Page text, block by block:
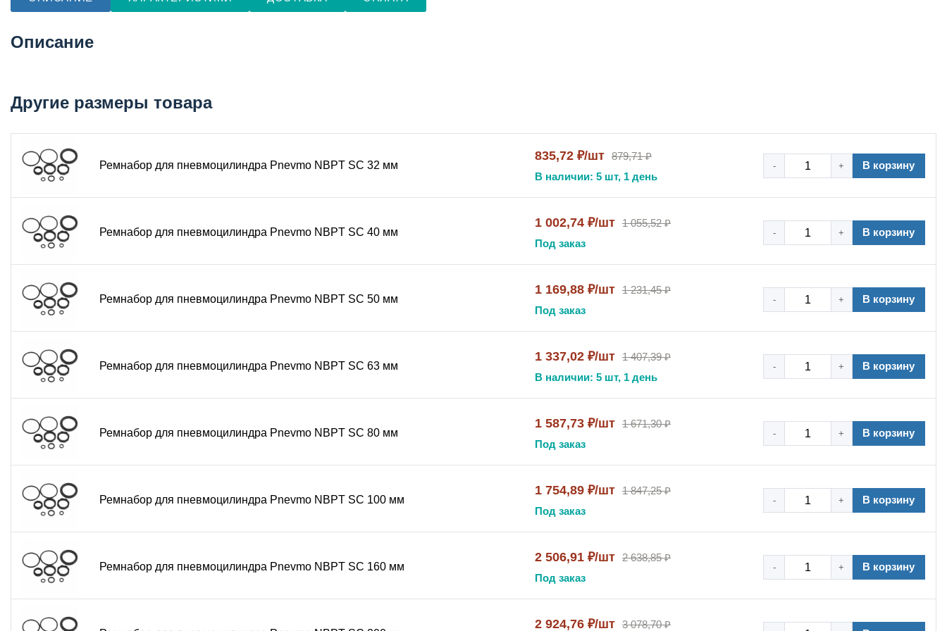
Описание
Другие размеры товара
Ремнабор для пневмоцилиндра Pnevmo NBPT SC 32 мм
835,72 ₽/шт 879,71 ₽
В наличии: 5 шт, 1 день
- + В корзину
Ремнабор для пневмоцилиндра Pnevmo NBPT SC 40 мм
1 002,74 ₽/шт 1 055,52 ₽
Под заказ
- + В корзину
Ремнабор для пневмоцилиндра Pnevmo NBPT SC 50 мм
1 169,88 ₽/шт 1 231,45 ₽
Под заказ
- + В корзину
Ремнабор для пневмоцилиндра Pnevmo NBPT SC 63 мм
1 337,02 ₽/шт 1 407,39 ₽
В наличии: 5 шт, 1 день
- + В корзину
Ремнабор для пневмоцилиндра Pnevmo NBPT SC 80 мм
1 587,73 ₽/шт 1 671,30 ₽
Под заказ
- + В корзину
Ремнабор для пневмоцилиндра Pnevmo NBPT SC 100 мм
1 754,89 ₽/шт 1 847,25 ₽
Под заказ
- + В корзину
Ремнабор для пневмоцилиндра Pnevmo NBPT SC 160 мм
2 506,91 ₽/шт 2 638,85 ₽
Под заказ
- + В корзину
2 924,76 ₽/шт 3 078,70 ₽